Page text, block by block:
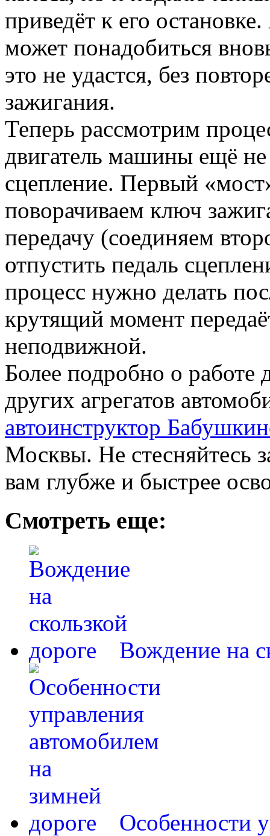
приведёт к его
может понадобиться
это не удастся, без
зажигания.
Теперь рассмотрим
двигатель машины ещё
сцепление. Первый
поворачиваем ключ
передачу (соединяем
отпустить педаль
процесс нужно делать
крутящий момент
неподвижной.
Более подробно о работе
других агрегатов
автоинструктор
Москвы. Не стесняйтесь
вам глубже и быстрее
Смотреть еще:
Вождение на
Особенности